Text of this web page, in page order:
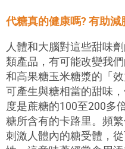
代糖真的健康嗎? 有助減
人體和大腦對這些甜味
類產品，有可能改變我
和高果糖玉米糖漿的「
可產生與糖相當的甜味
度是蔗糖的100至200多
糖所含有的卡路里。頻
刺激人體內的糖受體，